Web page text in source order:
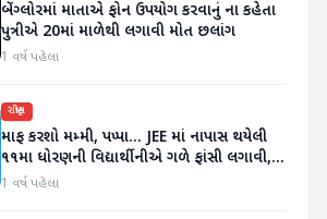
બેંગ્લોરમાં માતાએ ફોન ઉપયોગ કરવાનું ના કહેતા
પુત્રીએ 20માં માળેથી લગાવી મોત છલાંગ
1 વર્ષ પહેલા
રાષ્ટ્રીય
માફ કરશો મમ્મી, પપ્પા... JEE માં નાપાસ થયેલી
૧૧મા ધોરણની વિદ્યાર્થીનીએ ગળે ફાંસી લગાવી,
સુસાઇડ નોટમાં જાણવા મળ્યું કારણ...
1 વર્ષ પહેલા